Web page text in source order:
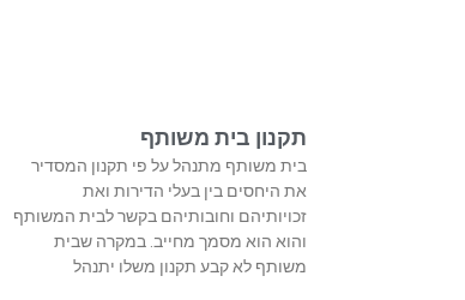
תקנון בית משותף
בית משותף מתנהל על פי תקנון המסדיר
את היחסים בין בעלי הדירות ואת
זכויותיהם וחובותיהם בקשר לבית המשותף
והוא הוא מסמך מחייב. במקרה שבית
משותף לא קבע תקנון משלו יתנהל